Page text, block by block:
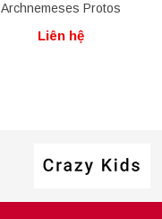
Archnemeses Protos
Liên hệ